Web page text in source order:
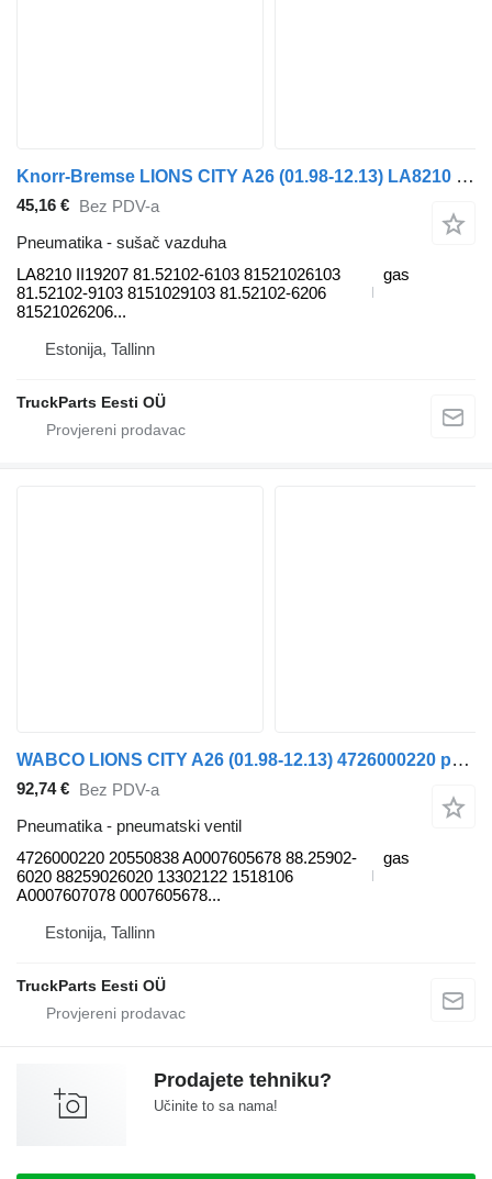
Knorr-Bremse LIONS CITY A26 (01.98-12.13) LA8210 II19207 sušač vazduha za MAN Lion's bus (1991-) autobusa
45,16 € Bez PDV-a
Pneumatika - sušač vazduha
LA8210 II19207 81.52102-6103 81521026103
81.52102-9103 8151029103 81.52102-6206
81521026206...
gas
Estonija, Tallinn
TruckParts Eesti OÜ
WABCO LIONS CITY A26 (01.98-12.13) 4726000220 pneumatski ventil za MAN Lion's bus (1991-) autobusa
92,74 € Bez PDV-a
Pneumatika - pneumatski ventil
4726000220 20550838 A0007605678 88.25902-
6020 88259026020 13302122 1518106
A0007607078 0007605678...
gas
Estonija, Tallinn
TruckParts Eesti OÜ
Prodajete tehniku?
Učinite to sa nama!